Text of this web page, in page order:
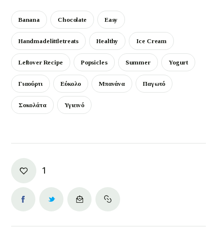
Banana Chocolate Easy
Handmadelittletreats Healthy Ice Cream
Leftover Recipe Popsicles Summer Yogurt
Γιαούρτι Εύκολο Μπανάνα Παγωτό
Σοκολάτα Υγιεινό
1